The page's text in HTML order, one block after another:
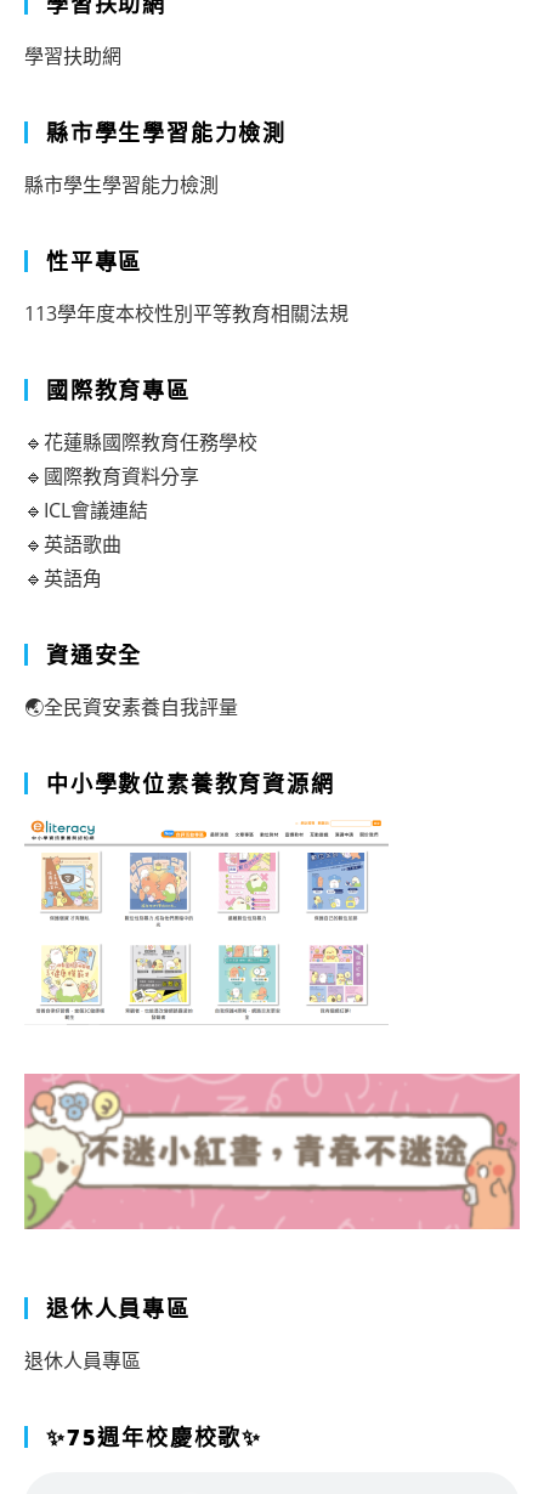
學習扶助網
縣市學生學習能力檢測
縣市學生學習能力檢測
性平專區
113學年度本校性別平等教育相關法規
國際教育專區
🔹花蓮縣國際教育任務學校
🔹國際教育資料分享
🔹ICL會議連結
🔹英語歌曲
🔹英語角
資通安全
🌏全民資安素養自我評量
中小學數位素養教育資源網
退休人員專區
退休人員專區
✨75週年校慶校歌✨